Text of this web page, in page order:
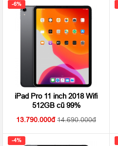
-6%
iPad Pro 11 inch 2018 Wifi
512GB cũ 99%
13.790.000 14.690.000
-4%